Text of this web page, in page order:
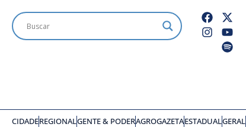
CIDADEREGIONALGENTE & PODERAGROGAZETAESTADUALGERAL